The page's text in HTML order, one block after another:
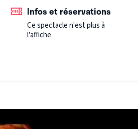
Infos et réservations
Ce spectacle n'est plus à
l’affiche